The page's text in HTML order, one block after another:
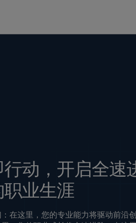
行动，开启全速
职业生涯
在这里，您的专业能力将驱动前沿